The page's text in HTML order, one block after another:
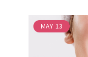
MAY 13